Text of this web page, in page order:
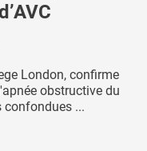
London, confirme
obstructive du
...